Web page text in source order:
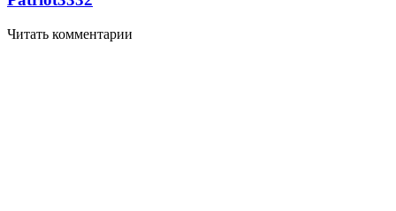
Читать комментарии